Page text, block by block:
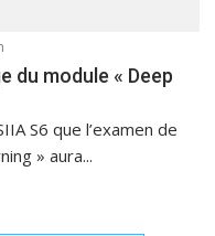
du module « Deep
S6 que l’examen de
» aura...